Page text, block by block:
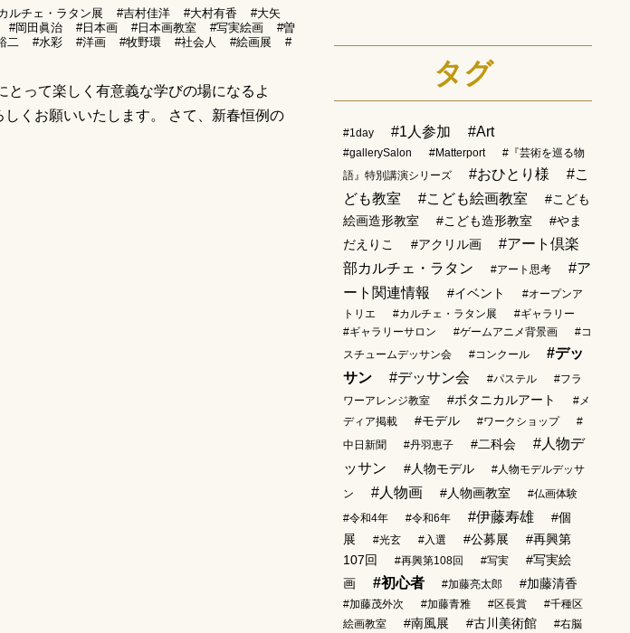
ルチェ・ラタン展 #吉村佳洋 #大村有香
#大矢
#岡田眞治 #日本画 #日本画教室 #写実絵画
#曽
二 #水彩 #洋画 #牧野環 #社会人 #絵画展
#
って楽しく有意義な学びの場になるよ
くお願いいたします。 さて、新春恒例の
タグ
#1day #1人参加 #Art
#gallerySalon #Matterport
#『芸術を巡る物
語』特別講演シリーズ
#おひとり様
#こ
ども教室
#こども絵画教室
#こども
絵画造形教室
#こども造形教室
#やま
だえりこ
#アクリル画
#アート倶楽
部カルチェ・ラタン
#アート思考
#ア
ート関連情報
#イベント
#オープンア
トリエ
#カルチェ・ラタン展
#ギャラリー
#ギャラリーサロン
#ゲームアニメ背景画
#コ
スチュームデッサン会
#コンクール
#デッ
サン
#デッサン会 #パステル
#フラ
ワーアレンジ教室
#ボタニカルアート
#メ
ディア掲載
#モデル #ワークショップ
#
中日新聞
#丹羽恵子 #二科会
#人物デ
ッサン
#人物モデル
#人物モデルデッサ
ン
#人物画 #人物画教室
#仏画体験
#令和4年
#令和6年 #伊藤寿雄
#個
展
#光玄 #入選 #公募展
#再興第
107回
#再興第108回 #写実
#写実絵
画
#初心者 #加藤亮太郎 #加藤清香
#加藤茂外次 #加藤青雅 #区長賞
#千種区
絵画教室
#南風展 #古川美術館
#右脳